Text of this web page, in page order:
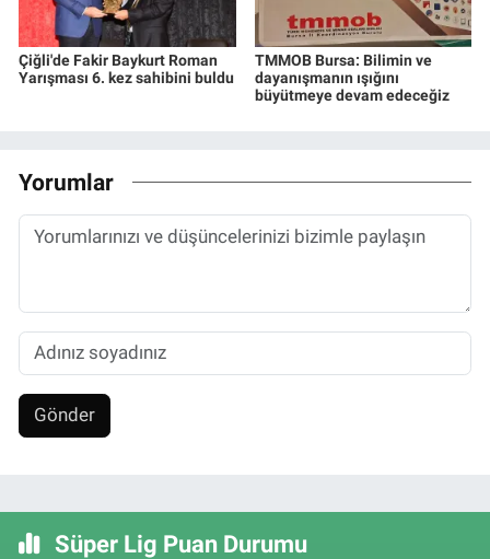
Çiğli'de Fakir Baykurt Roman
Yarışması 6. kez sahibini buldu
TMMOB Bursa: Bilimin ve
dayanışmanın ışığını
büyütmeye devam edeceğiz
Yorumlar
Gönder
Süper Lig Puan Durumu